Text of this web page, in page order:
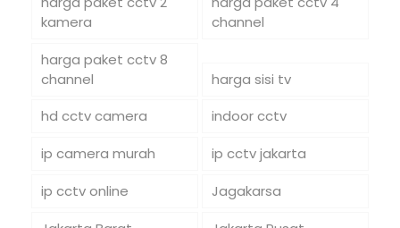
kamera
channel
harga paket cctv 8
channel
harga sisi tv
hd cctv camera
indoor cctv
ip camera murah
ip cctv jakarta
ip cctv online
Jagakarsa